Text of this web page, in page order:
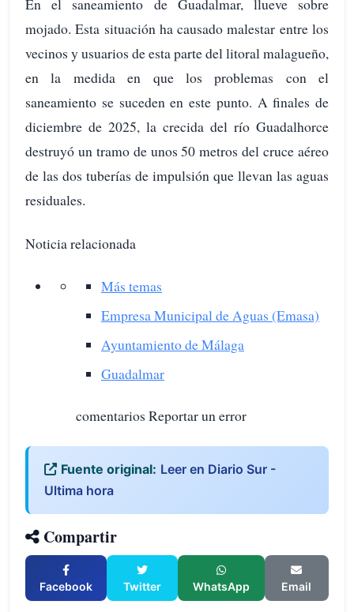
mojado. Esta situación ha causado malestar entre los
vecinos y usuarios de esta parte del litoral malagueño,
en la medida en que los problemas con el
saneamiento se suceden en este punto. A finales de
diciembre de 2025, la crecida del río Guadalhorce
destruyó un tramo de unos 50 metros del cruce aéreo
de las dos tuberías de impulsión que llevan las aguas
residuales.
Noticia relacionada
Más temas
Empresa Municipal de Aguas (Emasa)
Ayuntamiento de Málaga
Guadalmar
comentarios Reportar un error
Fuente original: Leer en Diario Sur -
Ultima hora
Compartir
Facebook Twitter WhatsApp Email